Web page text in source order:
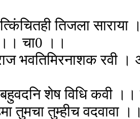
तिजला साराया
चा0 ।।
भवतिमिरनाशक रवी ।
बहुवदनि शेष विधि कवी
तुमचा तुम्हीच